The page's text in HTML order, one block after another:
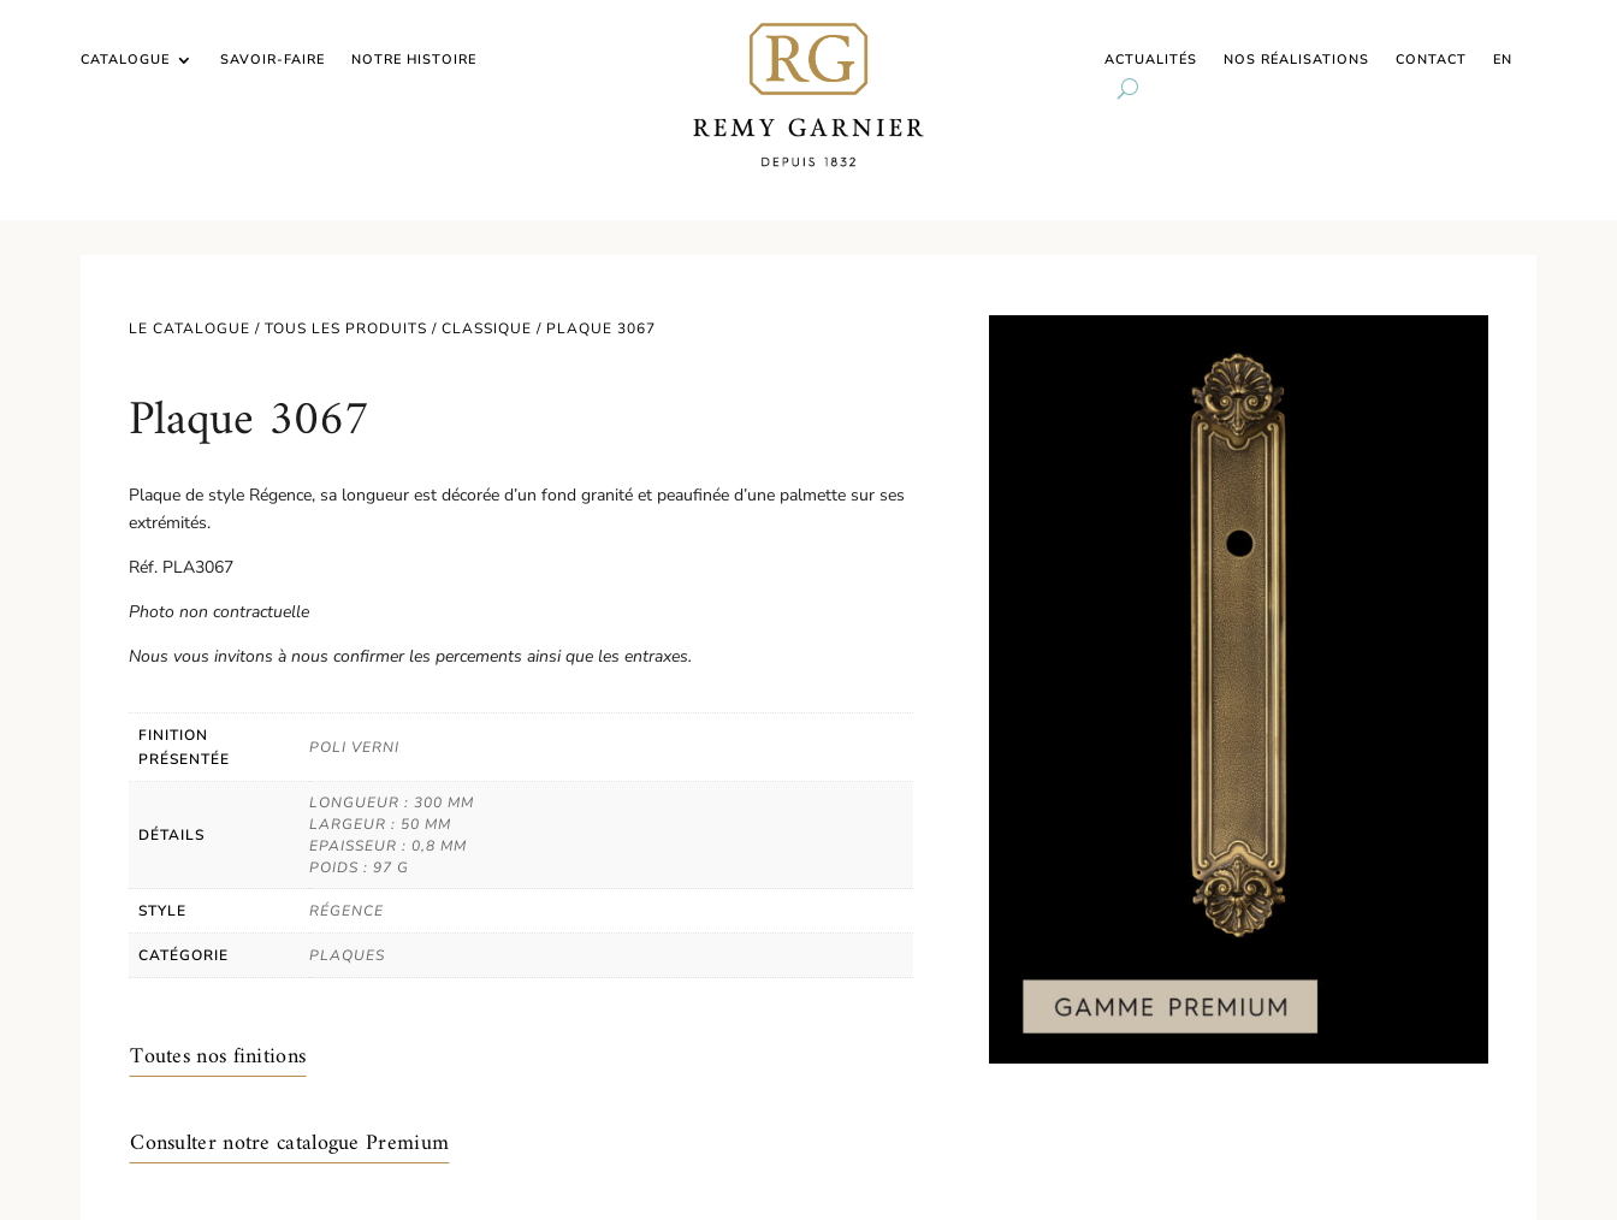
CATALOGUE SAVOIR-FAIRE NOTRE HISTOIRE ACTUALITÉS NOS RÉALISATIONS CONTACT EN
LE CATALOGUE /TOUS LES PRODUITS /CLASSIQUE / PLAQUE 3067
Plaque 3067
Plaque de style Régence, sa longueur est décorée d’un fond granité et peaufinée d’une palmette sur ses
extrémités.
Réf. PLA3067
Photo non contractuelle
Nous vous invitons à nous confirmer les percements ainsi que les entraxes.
FINITION
PRÉSENTÉE
POLI VERNI
DÉTAILS
LONGUEUR : 300 MM
LARGEUR : 50 MM
EPAISSEUR : 0,8 MM
POIDS : 97 G
STYLE RÉGENCE
CATÉGORIE PLAQUES
Toutes nos finitions
Consulter notre catalogue Premium